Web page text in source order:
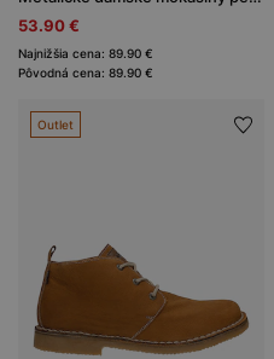
53.90 €
Najnižšia cena: 89.90 €
Pôvodná cena: 89.90 €
Outlet